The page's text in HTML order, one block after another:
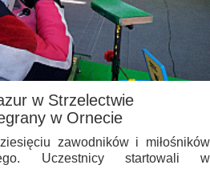
w Strzelectwie
w Ornecie
zawodników i miłośników
Uczestnicy startowali w